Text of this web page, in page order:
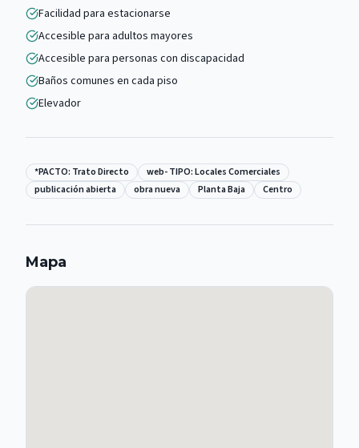
Facilidad para estacionarse
Accesible para adultos mayores
Accesible para personas con discapacidad
Baños comunes en cada piso
Elevador
*PACTO: Trato Directo
web- TIPO: Locales Comerciales
publicación abierta
obra nueva Planta Baja Centro
Mapa